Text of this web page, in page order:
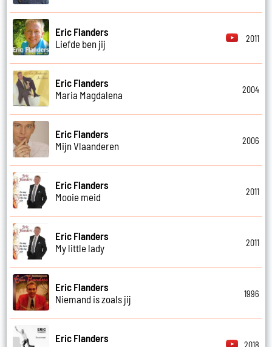
Eric Flanders
Liefde ben jij
2011
Eric Flanders
Maria Magdalena
2004
Eric Flanders
Mijn Vlaanderen
2006
Eric Flanders
Mooie meid
2011
Eric Flanders
My little lady
2011
Eric Flanders
Niemand is zoals jij
1996
Eric Flanders